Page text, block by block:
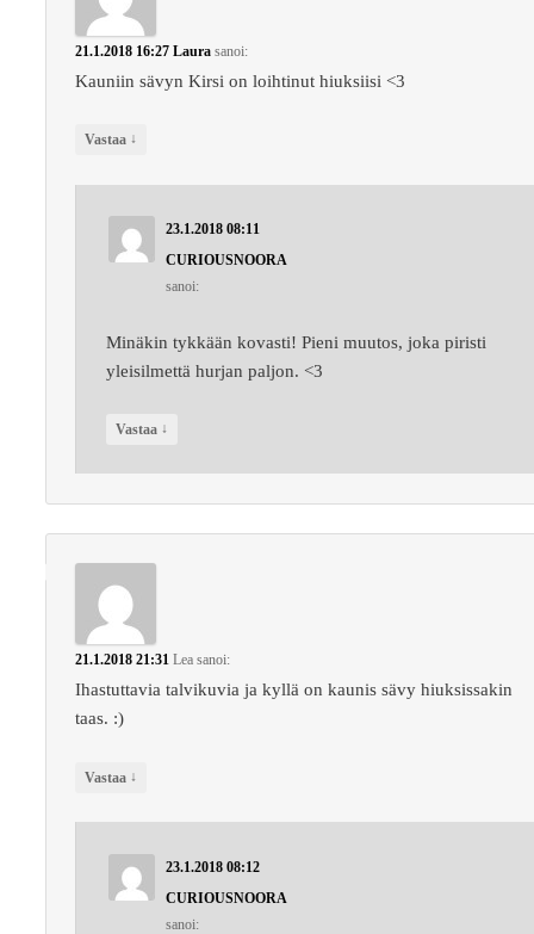
21.1.2018 16:27 Laura sanoi:
Kauniin sävyn Kirsi on loihtinut hiuksiisi <3
Vastaa ↓
23.1.2018 08:11
CURIOUSNOORA
sanoi:
Minäkin tykkään kovasti! Pieni muutos, joka piristi
yleisilmettä hurjan paljon. <3
Vastaa ↓
21.1.2018 21:31 Lea sanoi:
Ihastuttavia talvikuvia ja kyllä on kaunis sävy hiuksissakin
taas. :)
Vastaa ↓
23.1.2018 08:12
CURIOUSNOORA
sanoi: